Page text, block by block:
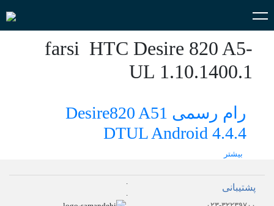
farsi HTC Desire 820 A5-
UL 1.10.1400.1
رام رسمی Desire820 A51
DTUL Android 4.4.4
بیشتر
پشتیبانی
.
.